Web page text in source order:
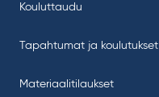
Kouluttaudu
Tapahtumat ja koulutukset
Materiaalitilaukset